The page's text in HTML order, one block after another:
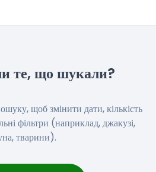
те, що шукали?
щоб змінити дати, кількість
фільтри (наприклад, джакузі,
тварини).